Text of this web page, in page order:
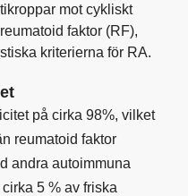
mot cykliskt
reumatoid faktor(RF),
kriterierna för RA.
på cirka 98%, vilket
reumatoid faktor
andra autoimmuna
5 % av friska